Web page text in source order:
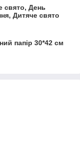
свято, День
Дитяче свято
папір 30*42 см